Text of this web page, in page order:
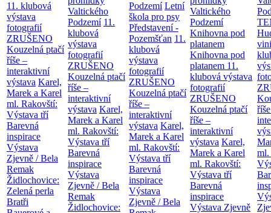
11. klubová
výstava
fotografií
ZRUŠENO
Kouzelná ptačí
říše –
interaktivní
výstava Karel,
Marek a Karel
ml. Rakovští:
Výstava tří
Barevná
inspirace
Výstava
Zjevně / Bela
Remak
Židlochovice:
Zelená perla
Bratři
Valtického
Podzemí 11.
klubová
výstava
fotografií
ZRUŠENO
Kouzelná ptačí
říše –
interaktivní
výstava Karel,
Marek a Karel
ml. Rakovští:
Výstava tří
Barevná
inspirace
Výstava
Zjevně / Bela
Remak
Židlochovice:
Podzemí Letní
škola pro psy
Představení -
Pozemšťan 11.
klubová
výstava
fotografií
ZRUŠENO
Kouzelná ptačí
říše –
interaktivní
výstava Karel,
Marek a Karel
ml. Rakovští:
Výstava tří
Barevná
inspirace
Výstava
Zjevně / Bela
Valtického
Podzemí
Knihovna pod
platanem
Knihovna pod
platanem 11.
klubová výstava
fotografií
ZRUŠENO
Kouzelná ptačí
říše –
interaktivní
výstava Karel,
Marek a Karel
ml. Rakovští:
Výstava tří
Barevná
inspirace
Výstava Zjevně
ml.